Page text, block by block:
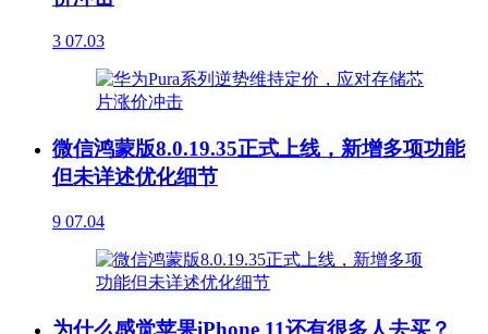
3 07.03
微信鸿蒙版8.0.19.35正式上线，新增多项功能
但未详述优化细节
9 07.04
为什么感觉苹果iPhone 11还有很多人去买？